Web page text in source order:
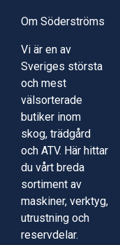
Om Söderströms
Vi är en av
Sveriges största
och mest
välsorterade
butiker inom
skog, trädgård
och ATV. Här hittar
du vårt breda
sortiment av
maskiner, verktyg,
utrustning och
reservdelar.